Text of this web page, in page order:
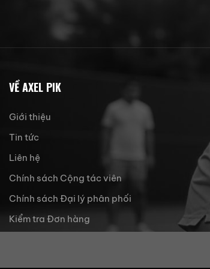
VỀ AXEL PIK
Giới thiệu
Tin tức
Liên hệ
Chính sách Cộng tác viên
Chính sách Đại lý phân phối
Kiểm tra Đơn hàng